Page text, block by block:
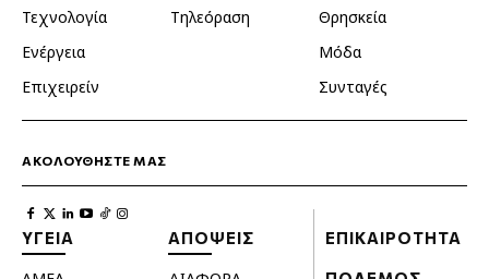
Τεχνολογία
Ενέργεια
Επιχειρείν
Τηλεόραση
Θρησκεία
Μόδα
Συνταγές
ΑΚΟΛΟΥΘΗΣΤΕ ΜΑΣ
ΥΓΕΙΑ ΑΠΟΨΕΙΣ ΕΠΙΚΑΙΡΟΤΗΤΑ